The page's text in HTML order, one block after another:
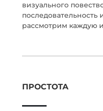
визуального
последовательность
рассмотрим каждую
ПРОСТОТА